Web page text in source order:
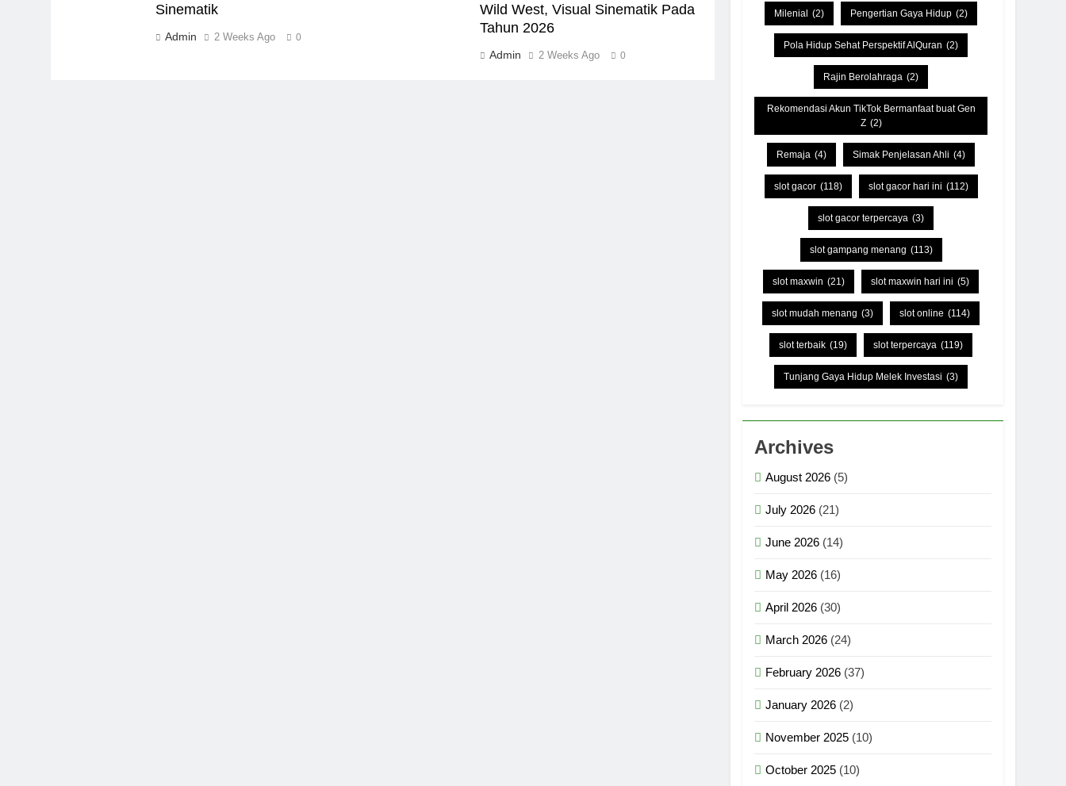
Sinematik
Admin 2 Weeks Ago 0
Wild West, Visual Sinematik Pada
Tahun 2026
Admin 2 Weeks Ago 0
Milenial (2) Pengertian Gaya Hidup (2)
Pola Hidup Sehat Perspektif AlQuran (2)
Rajin Berolahraga (2)
Rekomendasi Akun TikTok Bermanfaat buat Gen
Z (2)
Remaja (4) Simak Penjelasan Ahli (4)
slot gacor (118) slot gacor hari ini (112)
slot gacor terpercaya (3)
slot gampang menang (113)
slot maxwin (21) slot maxwin hari ini (5)
slot mudah menang (3) slot online (114)
slot terbaik (19) slot terpercaya (119)
Tunjang Gaya Hidup Melek Investasi (3)
Archives
August 2026 (5)
July 2026 (21)
June 2026 (14)
May 2026 (16)
April 2026 (30)
March 2026 (24)
February 2026 (37)
January 2026 (2)
November 2025 (10)
October 2025 (10)